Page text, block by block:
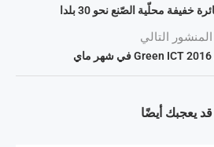
المنشور التالي
قد يعجبك أيضًا